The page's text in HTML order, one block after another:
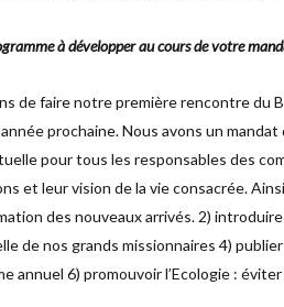
à développer au cours de votre
de faire notre première rencontre du
prochaine. Nous avons un
pour tous les responsables des
et leur vision de la vie consacrée.
des nouveaux arrivés. 2)
de nos grands missionnaires 4)
annuel 6) promouvoir l’Ecologie :